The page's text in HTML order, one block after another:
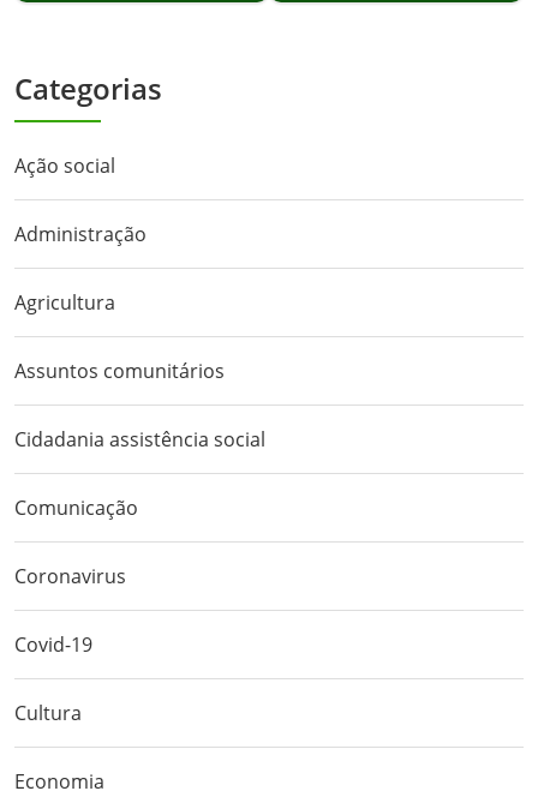
Categorias
Ação social
Administração
Agricultura
Assuntos comunitários
Cidadania assistência social
Comunicação
Coronavirus
Covid-19
Cultura
Economia